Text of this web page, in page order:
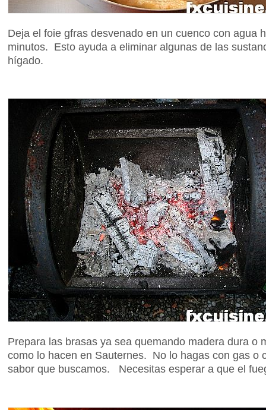
Deja el foie gfras desvenado en un cuenco con agua
minutos. Esto ayuda a eliminar algunas de las
hígado.
Prepara las brasas ya sea quemando madera dura o
como lo hacen en Sauternes. No lo hagas con gas o
sabor que buscamos. Necesitas esperar a que el